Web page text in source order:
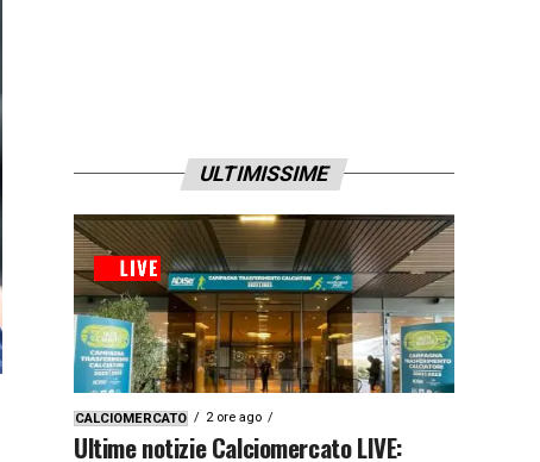
ULTIMISSIME
CALCIOMERCATO 2 ore ago
Ultime notizie Calciomercato LIVE: